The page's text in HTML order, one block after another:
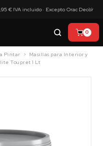
€ IVA incluido · Excepto Orac Decor
×
0
Pintar
Masillas para Interior y
Toupret 1 Lt